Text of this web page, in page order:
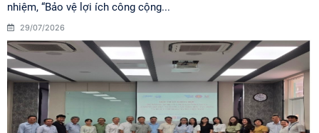
nhiệm, “Bảo vệ lợi ích công cộng...
29/07/2026